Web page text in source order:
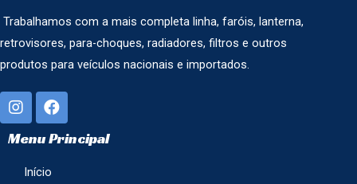
Trabalhamos com a mais completa linha, faróis, lanterna,
retrovisores, para-choques, radiadores, filtros e outros
produtos para veículos nacionais e importados.
Menu Principal
Início